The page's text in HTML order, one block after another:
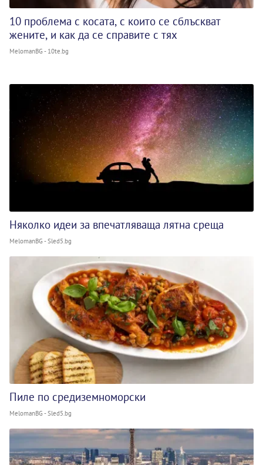
10 проблема с косата, с които се сблъскват
жените, и как да се справите с тях
MelomanBG - 10te.bg
Няколко идеи за впечатляваща лятна среща
MelomanBG - Sled5.bg
Пиле по средиземноморски
MelomanBG - Sled5.bg